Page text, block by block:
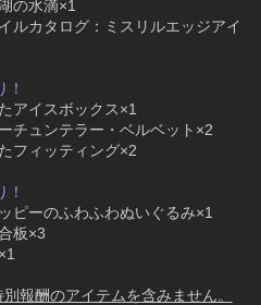
水滴×1
ログ：ミスリルエッジアイ
！
スボックス×1
ンテラー・ベルベット×2
ッティング×2
！
のふわふわぬいぐるみ×1
×3
報酬のアイテムを含みません。